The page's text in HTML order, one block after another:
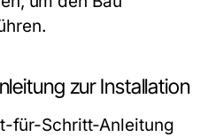
zur Installation
für-Schritt-Anleitung